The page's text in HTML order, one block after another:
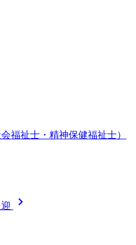
福祉士・精神保健福祉士）
